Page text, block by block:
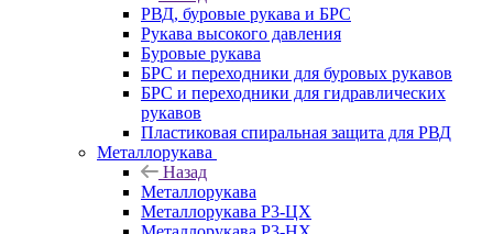
РВД, буровые рукава и БРС
Рукава высокого давления
Буровые рукава
БРС и переходники для буровых рукавов
БРС и переходники для гидравлических
рукавов
Пластиковая спиральная защита для РВД
Металлорукава
Назад
Металлорукава
Металлорукава Р3-ЦХ